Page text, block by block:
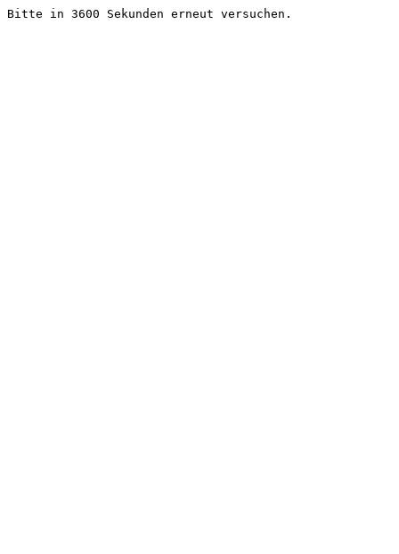
Bitte in 3600 Sekunden erneut versuchen.